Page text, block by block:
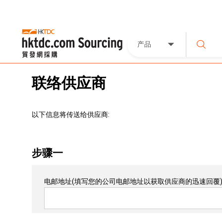
产品
联络供应商
以下信息将传送给供应商:
步骤一
电邮地址(填写您的公司电邮地址以获取供应商的迅速回覆)